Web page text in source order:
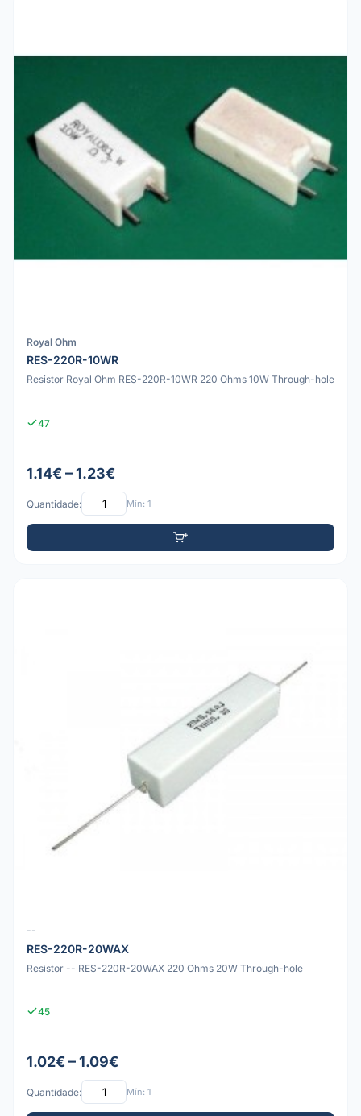
Royal Ohm
RES-220R-10WR
Resistor Royal Ohm RES-220R-10WR 220 Ohms 10W Through-hole
47
1.14€ – 1.23€
Quantidade: Mín: 1
--
RES-220R-20WAX
Resistor -- RES-220R-20WAX 220 Ohms 20W Through-hole
45
1.02€ – 1.09€
Quantidade: Mín: 1